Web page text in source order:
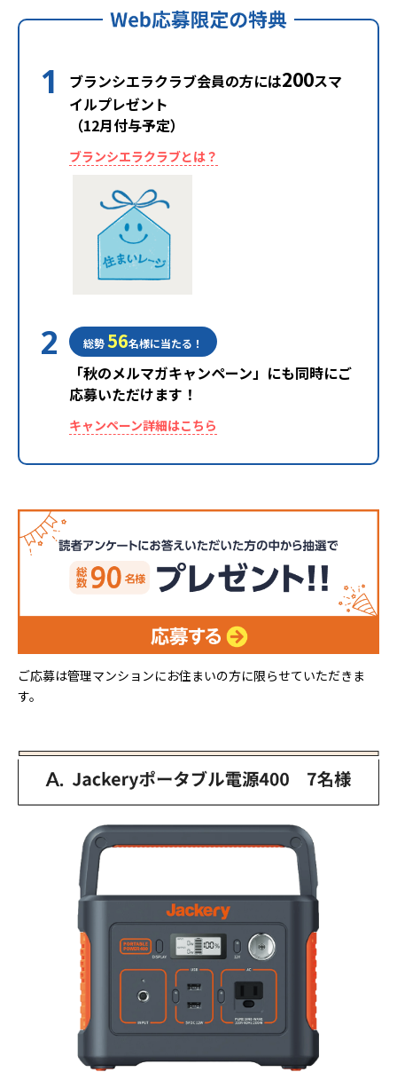
1 ブランシエラクラブ会員の方には200スマ
イルプレゼント
（12月付与予定）
ブランシエラクラブとは？
2 総勢56名様に当たる！
「秋のメルマガキャンペーン」にも同時にご
応募いただけます！
キャンペーン詳細はこちら
ご応募は管理マンションにお住まいの方に限らせていただきま
す。